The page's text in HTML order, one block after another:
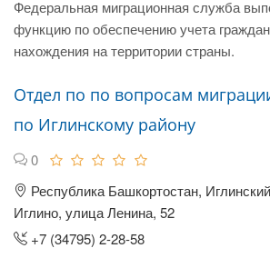
Федеральная миграционная служба
функцию по обеспечению учета
нахождения на территории страны.
Отдел по по вопросам
по Иглинскому району
0
Республика Башкортостан,
Иглино, улица Ленина, 52
+7 (34795) 2-28-58